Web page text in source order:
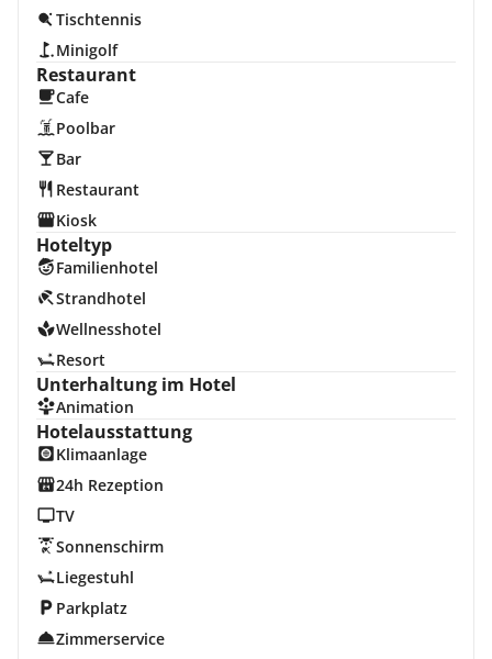
Tischtennis
Minigolf
Restaurant
Cafe
Poolbar
Bar
Restaurant
Kiosk
Hoteltyp
Familienhotel
Strandhotel
Wellnesshotel
Resort
Unterhaltung im Hotel
Animation
Hotelausstattung
Klimaanlage
24h Rezeption
TV
Sonnenschirm
Liegestuhl
Parkplatz
Zimmerservice